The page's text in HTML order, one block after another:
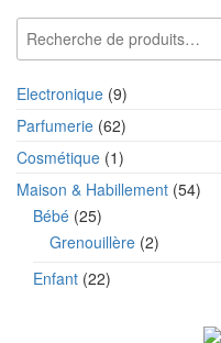
Recherche
Electronique 99 produits
Parfumerie 6262 produits
Cosmétique 11 produit
Maison & Habillement 5454
Bébé 2525 produits
Grenouillère 22 produits
Enfant 2222 produits